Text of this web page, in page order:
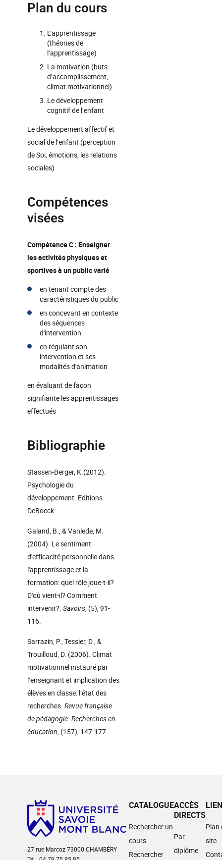
Plan du cours
L’apprentissage
(théories de
l’apprentissage)
La motivation (buts
d’accomplissement,
climat motivationnel)
Le développement
cognitif de l’enfant
Le développement affectif et
social de l’enfant (perception
de Soi, émotions, les relations
sociales)
Compétences
visées
Compétence C : Enseigner
les activités physiques et
sportives à un public varié
en tenant compte des
caractéristiques du public
en concevant en contexte
des séquences
d'intervention
en régulant son
intervention et ses
modalités d'animation
en évaluant de façon
signifiante les apprentissages
effectués
Bibliographie
Stassen-Berger, K.(2012).
Psychologie du
développement. Editions
DeBoeck
Galand, B., & Vanlede, M.
(2004). Le sentiment
d'efficacité personnelle dans
l'apprentissage et la
formation: quel rôle joue-t-il?
D'où vient-il? Comment
intervenir?. Savoirs, (5), 91-
116.
Sarrazin, P., Tessier, D., &
Trouilloud, D. (2006). Climat
motivationnel instauré par
l’enseignant et implication des
élèves en classe: l’état des
recherches. Revue française
de pédagogie. Recherches en
éducation, (157), 147-177.
27 rue Marcoz 73000 CHAMBÉRY
CATALOGUE
Rechercher un
cours
Rechercher
ACCÈS
DIRECTS
Par
diplôme
Plan
site